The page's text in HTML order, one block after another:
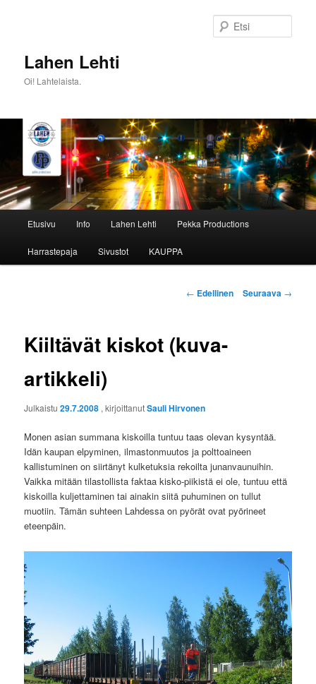
Lahen Lehti
Oi! Lahtelaista.
Etusivu Info Lahen Lehti Pekka Productions
Harrastepaja Sivustot KAUPPA
Artikkelien
← Edellinen Seuraava →
Kiiltävät kiskot (kuva-
artikkeli)
Julkaistu29.7.2008 , kirjoittanutSauli Hirvonen
Monen asian summana kiskoilla tuntuu taas olevan kysyntää.
Idän kaupan elpyminen, ilmastonmuutos ja polttoaineen
kallistuminen on siirtänyt kulketuksia rekoilta junanvaunuihin.
Vaikka mitään tilastollista faktaa kisko-piikistä ei ole, tuntuu että
kiskoilla kuljettaminen tai ainakin siitä puhuminen on tullut
muotiin. Tämän suhteen Lahdessa on pyörät ovat pyörineet
eteenpäin.